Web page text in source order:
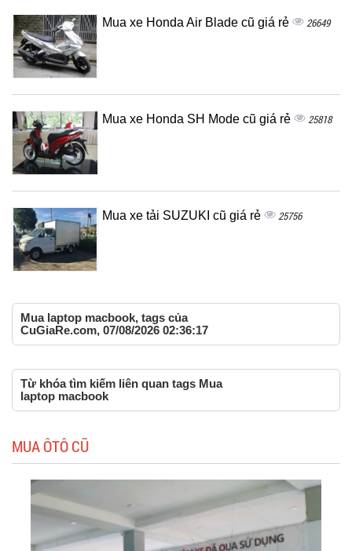
Mua xe Honda Air Blade cũ giá rẻ 26649
Mua xe Honda SH Mode cũ giá rẻ 25818
Mua xe tải SUZUKI cũ giá rẻ 25756
Mua laptop macbook, tags của
CuGiaRe.com, 07/08/2026 02:36:17
Từ khóa tìm kiếm liên quan tags Mua
laptop macbook
MUA ÔTÔ CŨ